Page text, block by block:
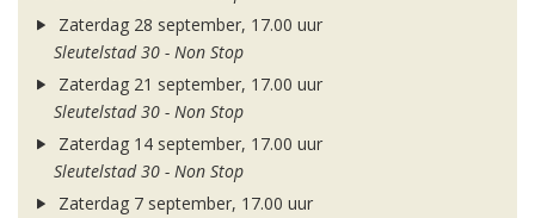
Zaterdag 28 september, 17.00 uur
Sleutelstad 30 - Non Stop
Zaterdag 21 september, 17.00 uur
Sleutelstad 30 - Non Stop
Zaterdag 14 september, 17.00 uur
Sleutelstad 30 - Non Stop
Zaterdag 7 september, 17.00 uur